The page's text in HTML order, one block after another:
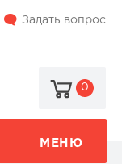
Задать вопрос
0
МЕНЮ